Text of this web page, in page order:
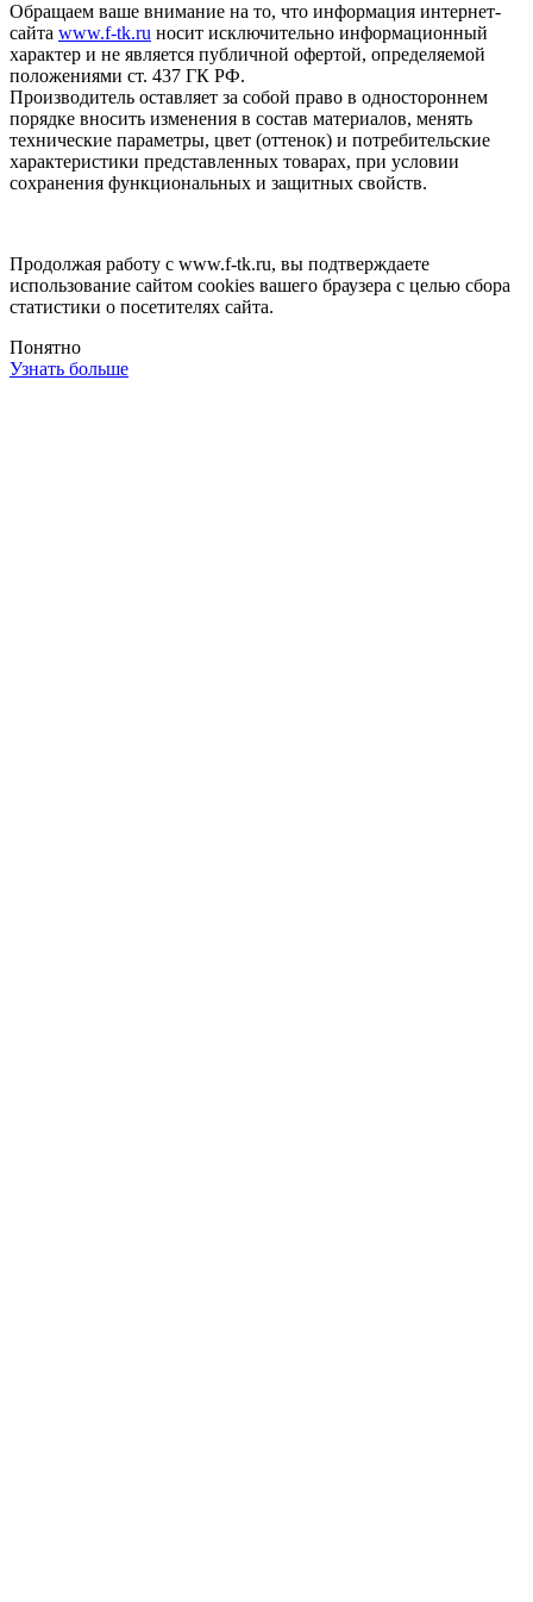
Обращаем ваше внимание на то, что информация интернет-
сайта www.f-tk.ru носит исключительно информационный
характер и не является публичной офертой, определяемой
положениями ст. 437 ГК РФ.
Производитель оставляет за собой право в одностороннем
порядке вносить изменения в состав материалов, менять
технические параметры, цвет (оттенок) и потребительские
характеристики представленных товарах, при условии
сохранения функциональных и защитных свойств.
Продолжая работу с www.f-tk.ru, вы подтверждаете
использование сайтом cookies вашего браузера с целью сбора
статистики о посетителях сайта.
Понятно
Узнать больше